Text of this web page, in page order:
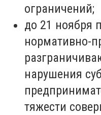
ограничений;
до 21 ноября
нормативно-
нарушения
тяжести